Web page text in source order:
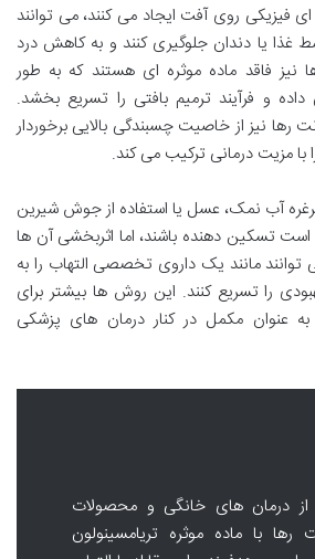
فیزیکی روی آفت ایجاد می کنند، می توانند
غذا یا دندان جلوگیری کنند و به کاهش درد
نیز فاقد ماده موثره ای هستند که به طور
و فرآیند ترمیم بافتی را تسریع بخشد.
رها نیز از خاصیت چسبندگی بالایی برخوردار
مزیت درمانی ترکیب می کند.
آب نمک، عسل یا استفاده از جوش شیرین
است تسکین دهنده باشند، اما اثربخشی آن ها
مانند یک داروی تخصصی التهاب را به
را تسریع کنند. این روش ها بیشتر برای
عنوان مکمل در کنار درمان های پزشکی
از درمان های خانگی و محصولات
رها با ماده موثره تریامسینولون